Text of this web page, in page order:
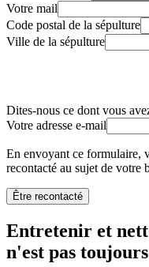
Votre mail
Code postal de la sépulture
Ville de la sépulture
Dites-nous ce dont vous
Votre adresse e-mail
En envoyant ce formulaire,
recontacté au sujet de votre
Être recontacté
Entretenir et
n'est pas